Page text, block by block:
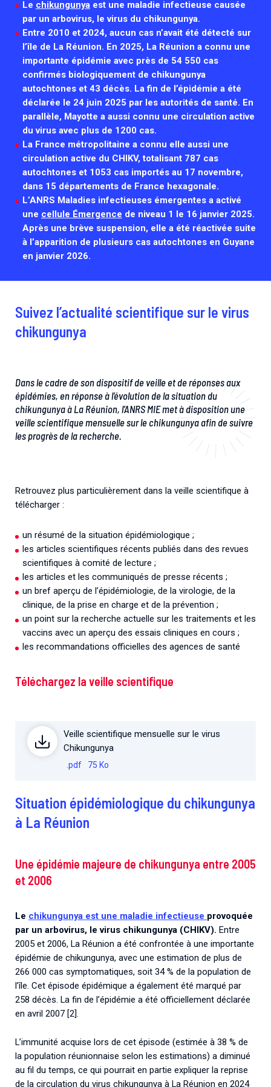
Cellules Émergence
Retrouvez toutes les cellules Émergence, actives ou inactives.
Le chikungunyaest une maladie infectieuse causée
par un arbovirus, le virus du chikungunya.
Entre 2010 et 2024, aucun cas n’avait été détecté sur
l’île de La Réunion. En 2025, La Réunion a connu une
importante épidémie avec près de 54 550 cas
confirmés biologiquement de chikungunya
autochtones et 43 décès. La fin de l’épidémie a été
déclarée le 24 juin 2025 par les autorités de santé. En
parallèle, Mayotte a aussi connu une circulation active
du virus avec plus de 1200 cas.
La France métropolitaine a connu elle aussi une
circulation active du CHIKV, totalisant 787 cas
autochtones et 1053 cas importés au 17 novembre,
dans 15 départements de France hexagonale.
L’ANRS Maladies infectieuses émergentes a activé
une cellule Émergence de niveau 1 le 16 janvier 2025.
Après une brève suspension, elle a été réactivée suite
à l’apparition de plusieurs cas autochtones en Guyane
en janvier 2026.
Suivez l’actualité scientifique sur le virus
chikungunya
Dans le cadre de son dispositif de veille et de réponses aux
épidémies, en réponse à l’évolution de la situation du
chikungunya à La Réunion, l’ANRS MIE met à disposition une
veille scientifique mensuelle sur le chikungunya afin de suivre
les progrès de la recherche.
Retrouvez plus particulièrement dans la veille scientifique à
télécharger :
un résumé de la situation épidémiologique ;
les articles scientifiques récents publiés dans des revues
scientifiques à comité de lecture ;
les articles et les communiqués de presse récents ;
un bref aperçu de l’épidémiologie, de la virologie, de la
clinique, de la prise en charge et de la prévention ;
un point sur la recherche actuelle sur les traitements et les
vaccins avec un aperçu des essais cliniques en cours ;
les recommandations officielles des agences de santé
Téléchargez la veille scientifique
Veille scientifique mensuelle sur le virus
Chikungunya
.pdf 75 Ko
Situation épidémiologique du chikungunya
à La Réunion
Une épidémie majeure de chikungunya entre 2005
et 2006
Le chikungunya est une maladie infectieuse provoquée
par un arbovirus, le virus chikungunya (CHIKV). Entre
2005 et 2006, La Réunion a été confrontée à une importante
épidémie de chikungunya, avec une estimation de plus de
266 000 cas symptomatiques, soit 34 % de la population de
l’île. Cet épisode épidémique a également été marqué par
258 décès. La fin de l’épidémie a été officiellement déclarée
en avril 2007 [2].
L’immunité acquise lors de cet épisode (estimée à 38 % de
la population réunionnaise selon les estimations) a diminué
au fil du temps, ce qui pourrait en partie expliquer la reprise
de la circulation du virus chikungunya à La Réunion en 2024